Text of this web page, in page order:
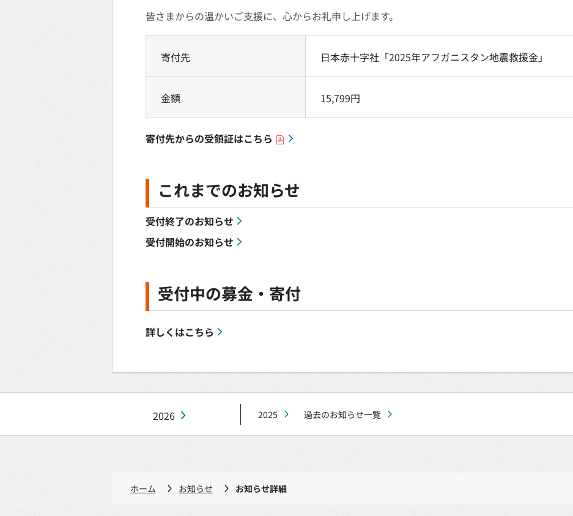
皆さまからの温かいご支援に、心からお礼申し上げます。
寄付先 日本赤十字社「2025年アフガニスタン地震救援金」
金額 15,799円
寄付先からの受領証はこちら
これまでのお知らせ
受付終了のお知らせ
受付開始のお知らせ
受付中の募金・寄付
詳しくはこちら
2026 2025 過去のお知らせ一覧
ホーム お知らせ お知らせ詳細